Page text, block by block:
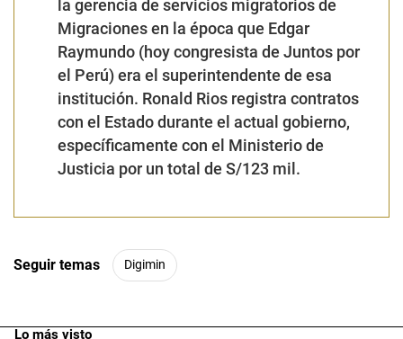
Seguir temas Digimin
Lo más visto
confirmadas en Lima, Chiclayo, Cusco y Pucallpa
1
Simone Biles en Lima: paso a paso, la agenda de la gimnasta
más ganadora del mundo y una visita que emocionará a toda